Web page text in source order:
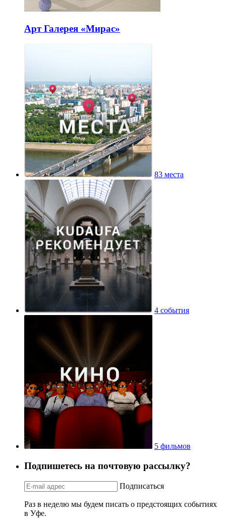
Арт Галерея «Мирас»
83 места
4 события
5 фильмов
Подпишетесь на почтовую рассылку?
Подписаться
Раз в неделю мы будем писать о предстоящих событиях
в Уфе.